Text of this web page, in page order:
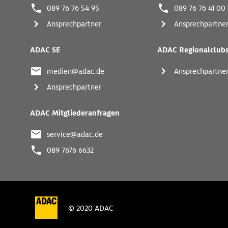
089 76 76 54 95
Ansprechpartner
089 76 76 41 00
Ansprechpartner
ADAC SE
medien@adac.de
Ansprechpartner
ADAC
Ansprechpartner
ADAC Mitgliederanfragen
service@adac.de
089 7676 6632
© 2020 ADAC